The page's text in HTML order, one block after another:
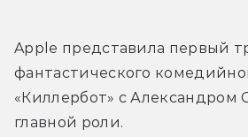
Apple представила первый
фантастического
«Киллербот» с Александром
главной роли.